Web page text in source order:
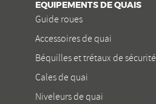
EQUIPEMENTS DE QUAIS
Guide roues
Accessoires de quai
Béquilles et trétaux de sécurité
Cales de quai
Niveleurs de quai